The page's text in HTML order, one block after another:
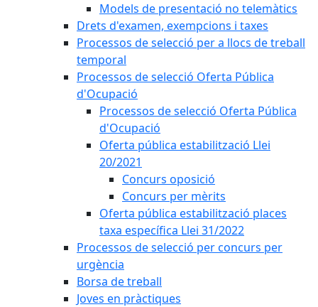
Models de presentació no telemàtics
Drets d'examen, exempcions i taxes
Processos de selecció per a llocs de treball
temporal
Processos de selecció Oferta Pública
d'Ocupació
Processos de selecció Oferta Pública
d'Ocupació
Oferta pública estabilització Llei
20/2021
Concurs oposició
Concurs per mèrits
Oferta pública estabilització places
taxa específica Llei 31/2022
Processos de selecció per concurs per
urgència
Borsa de treball
Joves en pràctiques